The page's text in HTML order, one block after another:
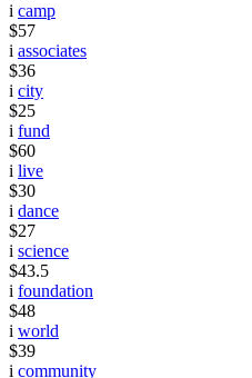
i camp
$57
i associates
$36
i city
$25
i fund
$60
i live
$30
i dance
$27
i science
$43.5
i foundation
$48
i world
$39
i community